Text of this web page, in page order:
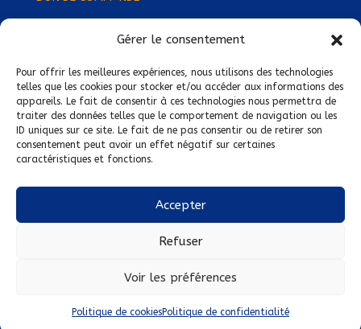
Gérer le consentement
Pour offrir les meilleures expériences, nous utilisons des technologies
telles que les cookies pour stocker et/ou accéder aux informations des
appareils. Le fait de consentir à ces technologies nous permettra de
traiter des données telles que le comportement de navigation ou les
ID uniques sur ce site. Le fait de ne pas consentir ou de retirer son
consentement peut avoir un effet négatif sur certaines
caractéristiques et fonctions.
Accepter
Refuser
Voir les préférences
Politique de cookiesPolitique de confidentialité
Devenez Délégué·e Régional·e !
Trouvez-nous près de chez vous !
Mentions légales
Conditions générales de vente
Politique de confidentialité